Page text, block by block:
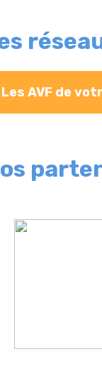
Les AVF de